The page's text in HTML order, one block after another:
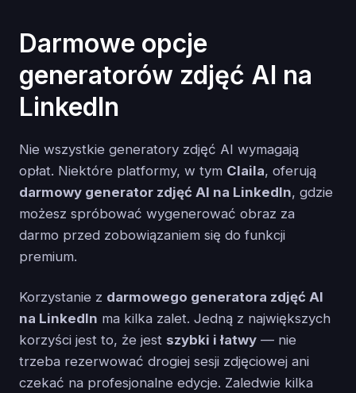
Darmowe opcje
generatorów zdjęć AI na
LinkedIn
Nie wszystkie generatory zdjęć AI wymagają
opłat. Niektóre platformy, w tym Claila, oferują
darmowy generator zdjęć AI na LinkedIn, gdzie
możesz spróbować wygenerować obraz za
darmo przed zobowiązaniem się do funkcji
premium.
Korzystanie z darmowego generatora zdjęć AI
na LinkedIn ma kilka zalet. Jedną z największych
korzyści jest to, że jest szybki i łatwy — nie
trzeba rezerwować drogiej sesji zdjęciowej ani
czekać na profesjonalne edycje. Zaledwie kilka